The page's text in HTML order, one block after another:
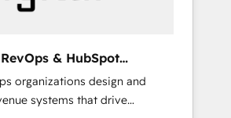
& HubSpot
organizations design and
systems that drive